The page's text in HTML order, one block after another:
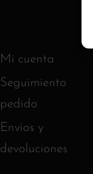
Mi cuenta
Seguimiento
pedido
Envíos y
devoluciones